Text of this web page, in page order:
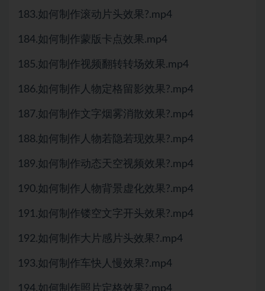
183.如何制作滚动片头效果?.mp4
184.如何制作蒙版卡点效果.mp4
185.如何制作视频翻转转场效果.mp4
186.如何制作人物定格留影效果?.mp4
187.如何制作文字烟雾消散效果?.mp4
188.如何制作人物若隐若现效果?.mp4
189.如何制作动态天空视频效果?.mp4
190.如何制作人物背景虚化效果?.mp4
191.如何制作镂空文字开头效果?.mp4
192.如何制作大片感片头效果?.mp4
193.如何制作车快人慢效果?.mp4
194.如何制作照片定格效果?.mp4